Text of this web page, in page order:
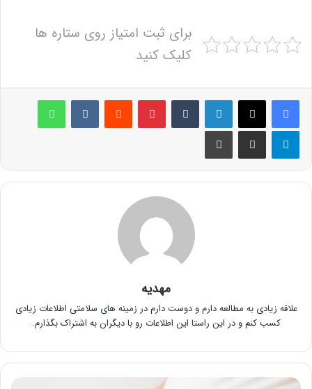
برای ثبت امتیاز روی ستاره ها
کلیک کنید
لینکدین ‫تامبلر پینترست‫رددیت ‫VKontakteواتس آپ
تلگرام اشتراک گذاری از طریق ایمیل چاپ
مهدیه
علاقه زیادی به مطالعه دارم و دوست دارم در زمینه های سلامتی اطلاعات زیادی
کسب کنم و در این راستا این اطلاعات رو با دیگران به اشتراک بگذارم.
علت